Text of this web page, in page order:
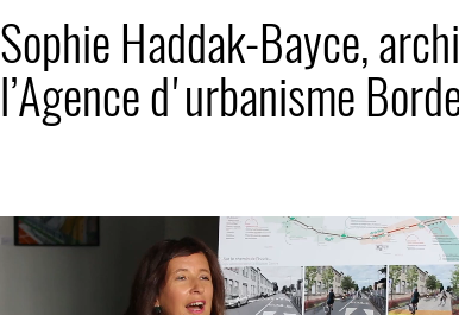
Sophie Haddak-Bayce,
l’Agence d'urbanisme